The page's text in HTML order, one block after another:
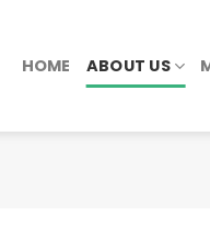
HOME ABOUT US